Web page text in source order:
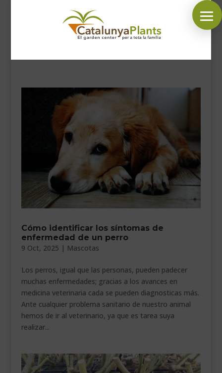
SÍGUENOS EN:
COMPLEMENTOS JARDÍN
HORARIO GARDEN
CONTACTAR
___________________________
VEURE EN CATALÀ
Cómo identificar los síntomas de
enfermedad de un perro
9 Oct, 2025 | Mascotas
Los perros, igual que las personas, pueden padecer
muchas enfermedades; gracias a los avances en
medicina veterinaria cada se pueden diagnosticas más.
Ante cualquier problema sanitario de nuestro animal
hemos de ir al veterinario, ya que es tarea suya
realizar...